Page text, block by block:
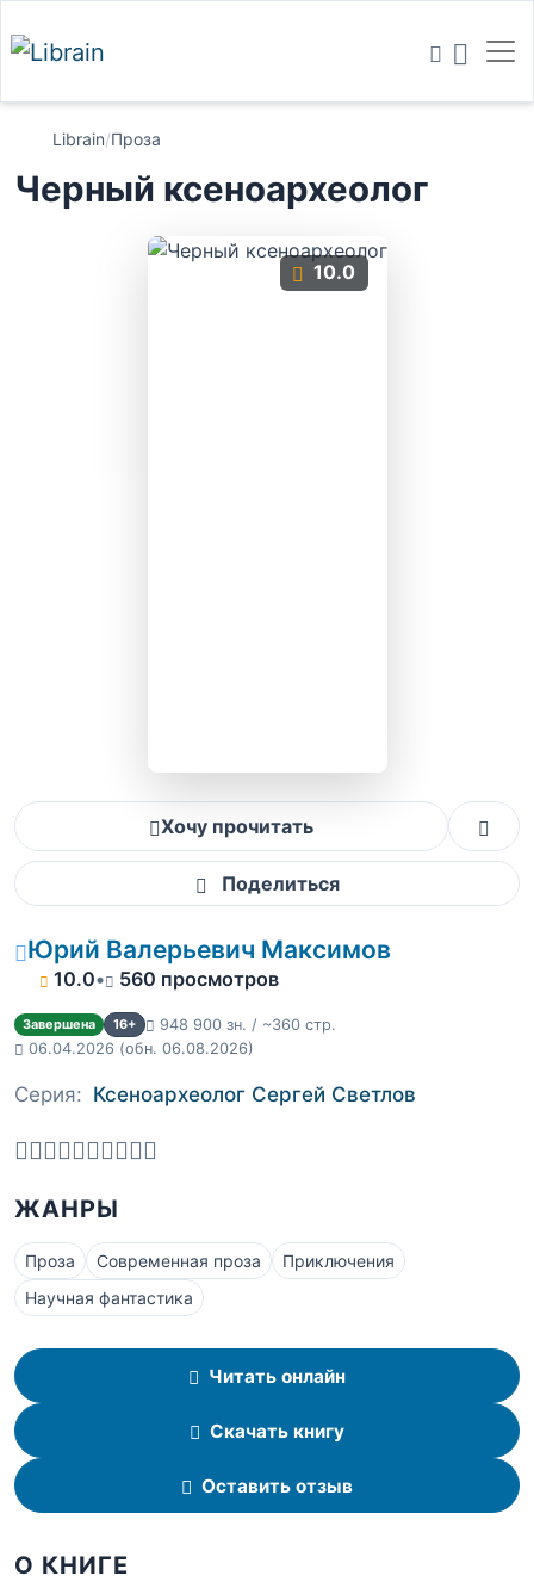
Librain/Проза
Черный ксеноархеолог
10.0
Хочу прочитать
Поделиться
Юрий Валерьевич Максимов
10.0• 560 просмотров
Завершена 16+
948 900 зн. / ~360 стр.
06.04.2026 (обн. 06.08.2026)
Серия: Ксеноархеолог Сергей Светлов
ЖАНРЫ
Проза Современная проза
Приключения
Научная фантастика
Читать онлайн
Скачать книгу
Оставить отзыв
О КНИГЕ